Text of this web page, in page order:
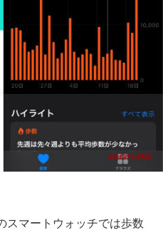
スマートウォッチでは歩数